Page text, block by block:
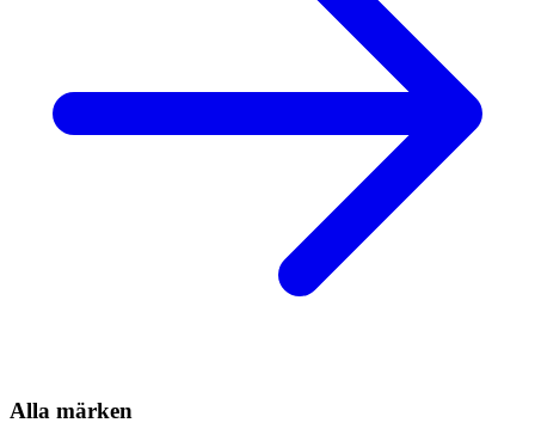
Alla märken